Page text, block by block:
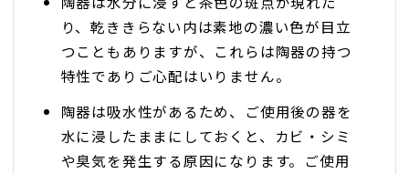
り、乾ききらない内は素地の濃い色が目立
つこともありますが、これらは陶器の持つ
特性でありご心配はいりません。
陶器は吸水性があるため、ご使用後の器を
水に浸したままにしておくと、カビ・シミ
や臭気を発生する原因になります。ご使用